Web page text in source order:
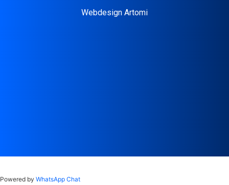
Webdesign Artomi
Powered by WhatsApp Chat